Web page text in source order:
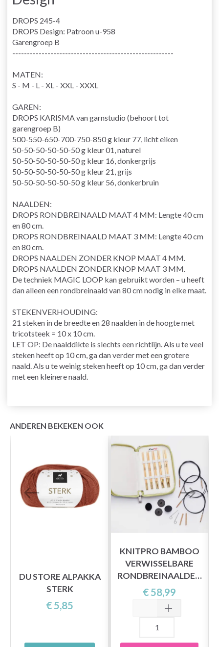
DROPS 245-4
DROPS Design: Patroon u-958
Garengroep B
-------------------------------------------------------
MATEN:
S - M - L - XL - XXL - XXXL
GAREN:
DROPS KARISMA van garnstudio (behoort tot
garengroep B)
500-550-650-700-750-850 g kleur 77, licht eiken
50-50-50-50-50-50 g kleur 01, naturel
50-50-50-50-50-50 g kleur 16, donkergrijs
50-50-50-50-50-50 g kleur 21, grijs
50-50-50-50-50-50 g kleur 56, donkerbruin
NAALDEN:
DROPS RONDBREINAALD MAAT 4 MM: Lengte 40 cm
en 80 cm.
DROPS RONDBREINAALD MAAT 3 MM: Lengte 40 cm
en 80 cm.
DROPS NAALDEN ZONDER KNOP MAAT 4 MM.
DROPS NAALDEN ZONDER KNOP MAAT 3 MM.
De techniek MAGIC LOOP kan gebruikt worden – u heeft
dan alleen een rondbreinaald van 80 cm nodig in elke maat.
STEKENVERHOUDING:
21 steken in de breedte en 28 naalden in de hoogte met
tricotsteek = 10 x 10 cm.
LET OP: De naalddikte is slechts een richtlijn. Als u te veel
steken heeft op 10 cm, ga dan verder met een grotere
naald. Als u te weinig steken heeft op 10 cm, ga dan verder
met een kleinere naald.
ANDEREN BEKEKEN OOK
DU STORE ALPAKKA
STERK
€ 5,85
KNITPRO BAMBOO
VERWISSELBARE
RONDBREINAALDEN
SET BEGINNER
€ 58,99